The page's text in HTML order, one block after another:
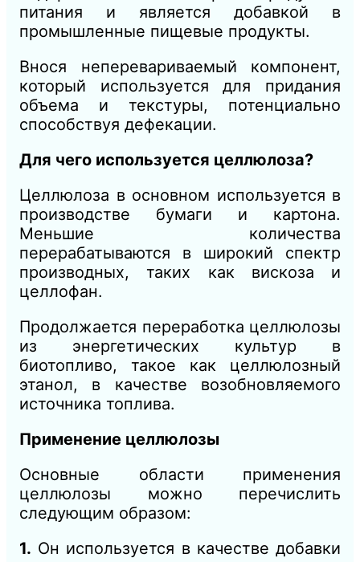
питания и является добавкой в
промышленные пищевые продукты.
Внося неперевариваемый компонент,
который используется для придания
объема и текстуры, потенциально
способствуя дефекации.
Для чего используется целлюлоза?
Целлюлоза в основном используется в
производстве бумаги и картона.
Меньшие количества
перерабатываются в широкий спектр
производных, таких как вискоза и
целлофан.
Продолжается переработка целлюлозы
из энергетических культур в
биотопливо, такое как целлюлозный
этанол, в качестве возобновляемого
источника топлива.
Применение целлюлозы
Основные области применения
целлюлозы можно перечислить
следующим образом:
1. Он используется в качестве добавки